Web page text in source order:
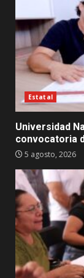
Estatal
Universidad
convocatoria
5 agosto, 2026